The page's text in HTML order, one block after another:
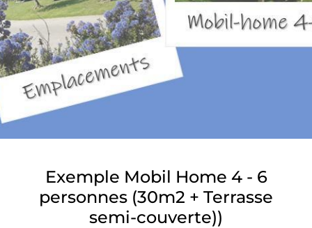
Exemple Mobil Home 4 - 6
personnes (30m2 + Terrasse
semi-couverte))